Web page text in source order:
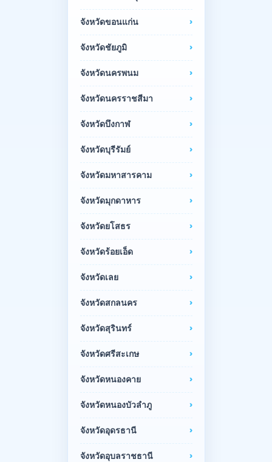
จังหวัดขอนแก่น
จังหวัดชัยภูมิ
จังหวัดนครพนม
จังหวัดนครราชสีมา
จังหวัดบึงกาฬ
จังหวัดบุรีรัมย์
จังหวัดมหาสารคาม
จังหวัดมุกดาหาร
จังหวัดยโสธร
จังหวัดร้อยเอ็ด
จังหวัดเลย
จังหวัดสกลนคร
จังหวัดสุรินทร์
จังหวัดศรีสะเกษ
จังหวัดหนองคาย
จังหวัดหนองบัวลำภู
จังหวัดอุดรธานี
จังหวัดอุบลราชธานี